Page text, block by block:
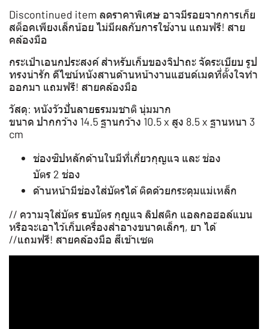
Discontinued item ลดราคาพิเศษ อาจมีรอยจากการเก็ย
สต็อคเพียงเล็กน้อย ไม่มีผลกับการใช้งาน แถมฟรี! สาย
คล้องมือ
กระเป๋าเอนกประสงค์ สำหรับเก็บของจิปาถะ จัดระเบียบ รูป
ทรงน่ารัก ดีไซน์หนังสานด้านหน้างานแฮนด์เมดที่ตั้งใจทำ
ออกมา แถมฟรี! สายคล้องมือ
วัสดุ: หนังวัวปั่นลายธรมมชาติ นุ่มมาก
ขนาด ปากกว้าง 14.5 ฐานกว้าง 10.5 x สูง 8.5 x ฐานหนา 3
cm
ช่องซิปหลักด้านในมีที่เกี่ยวกุญแจ และ ช่อง
บัตร 2 ช่อง
ด้านหน้ามีช่องใส่บัตรได้ ติดด้วยกระดุมแม่เหล็ก
// ความจุใส่บัตร ธนบัตร กุญแจ ลิปสติก แอลกอฮอล์แบน
หรือจะเอาไว้เก็บเครื่องสำอางขนาดเล็กๆ, ยา ได้
//แถมฟรี! สายคล้องมือ สีเข้าเซต